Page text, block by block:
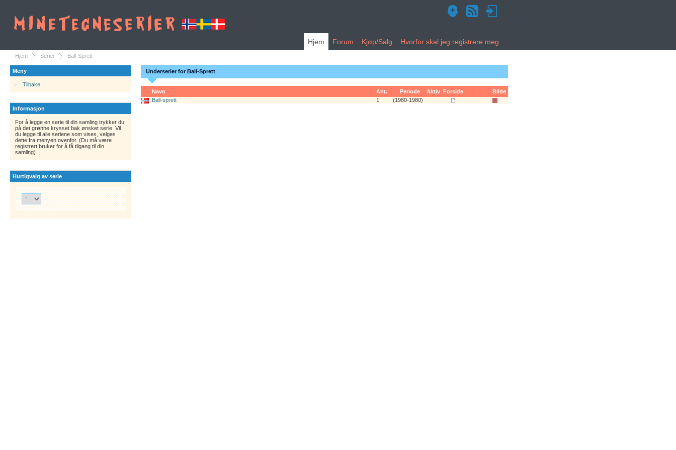
Hjem Forum Kjøp/Salg Hvorfor skal jeg registrere meg
Hjem Serier Ball-Sprett
Meny
Tilbake
Informasjon
For å legge en serie til din samling trykker du
på det grønne krysset bak ønsket serie. Vil
du legge til alle seriene som vises, velges
dette fra menyen ovenfor. (Du må være
registrert bruker for å få tilgang til din
samling)
Hurtigvalg av serie
Underserier for Ball-Sprett
Navn Ant. Periode Aktiv Forside
Bilde
Ball-sprett
1 (1980-1980)